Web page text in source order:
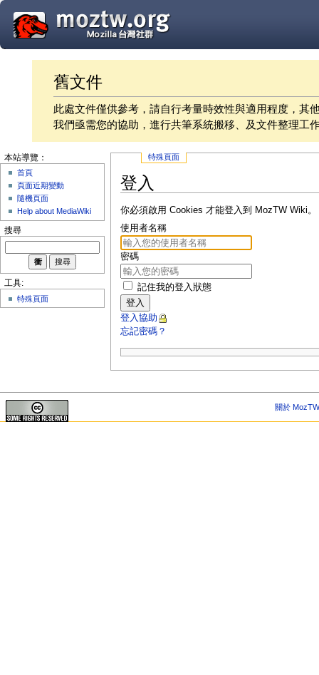
舊文件
此處文件僅供參考，請自行考量時效性與適用程度，其
我們亟需您的協助，進行共筆系統搬移、及文件整理工
特殊頁面
登入
你必須啟用 Cookies 才能登入到 MozTW Wiki。
使用者名稱
密碼
記住我的登入狀態
登入
登入協助
忘記密碼？
本站導覽：
首頁
頁面近期變動
隨機頁面
Help about MediaWiki
搜尋
工具:
特殊頁面
關於